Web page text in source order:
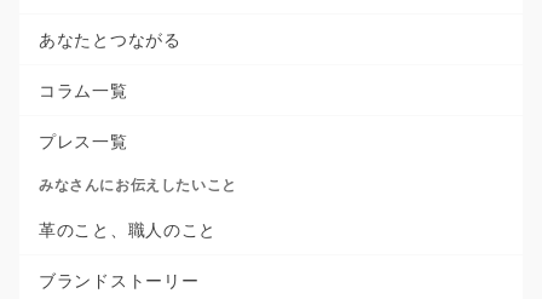
あなたとつながる
コラム一覧
プレス一覧
みなさんにお伝えしたいこと
革のこと、職人のこと
ブランドストーリー